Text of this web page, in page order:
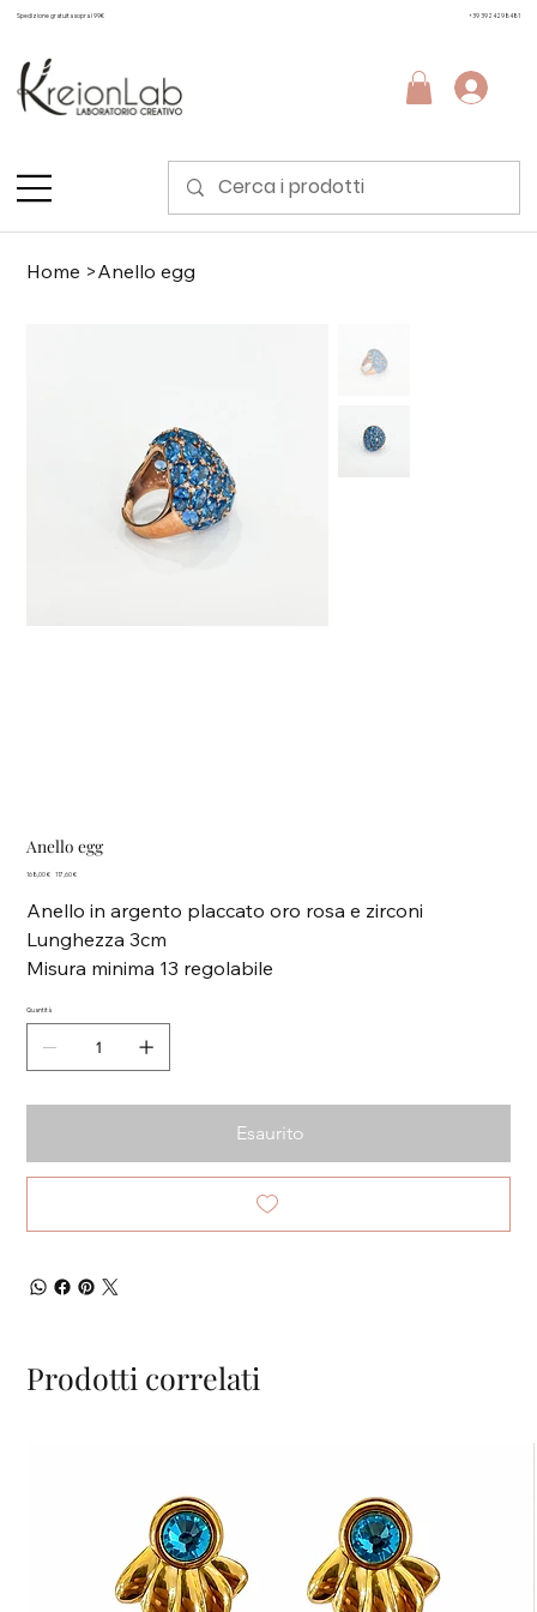
Spedizione gratuita sopra i 99€ +39 3924298481
Home >Anello egg
Anello egg
Prezzo
168,00 €
Prezzo
117,60 €
Anello in argento placcato oro rosa e zirconi
Lunghezza 3cm
Misura minima 13 regolabile
Quantità
Esaurito
Prodotti correlati